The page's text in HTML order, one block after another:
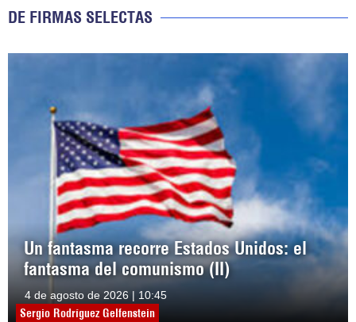
DE FIRMAS SELECTAS
Un fantasma recorre Estados Unidos: el
fantasma del comunismo (II)
4 de agosto de 2026 | 10:45
Sergio Rodríguez Gelfenstein